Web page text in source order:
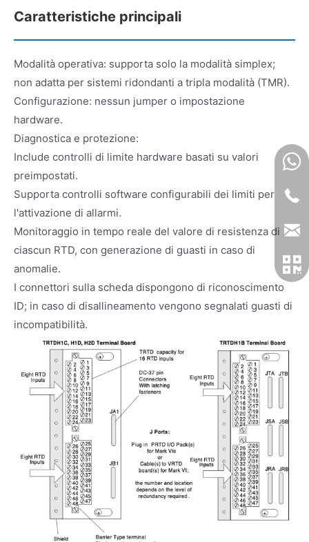
Caratteristiche principali
Modalità operativa: supporta solo la modalità simplex;
non adatta per sistemi ridondanti a tripla modalità (TMR).
Configurazione: nessun jumper o impostazione
hardware.
Diagnostica e protezione:
Include controlli di limite hardware basati su valori
preimpostati.
Supporta controlli software configurabili dei limiti per
l'attivazione di allarmi.
Monitoraggio in tempo reale del valore di resistenza di
ciascun RTD, con generazione di guasti in caso di
anomalie.
I connettori sulla scheda dispongono di riconoscimento
ID; in caso di disallineamento vengono segnalati guasti di
incompatibilità.